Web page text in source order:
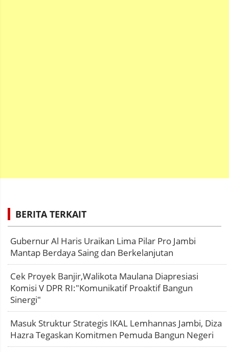
BERITA TERKAIT
Gubernur Al Haris Uraikan Lima Pilar Pro Jambi
Mantap Berdaya Saing dan Berkelanjutan
Cek Proyek Banjir,Walikota Maulana Diapresiasi
Komisi V DPR RI:"Komunikatif Proaktif Bangun
Sinergi"
Masuk Struktur Strategis IKAL Lemhannas Jambi, Diza
Hazra Tegaskan Komitmen Pemuda Bangun Negeri